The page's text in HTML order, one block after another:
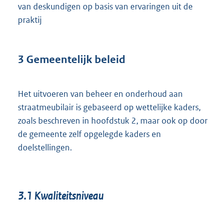
van deskundigen op basis van ervaringen uit de
praktij
3 Gemeentelijk beleid
Het uitvoeren van beheer en onderhoud aan
straatmeubilair is gebaseerd op wettelijke kaders,
zoals beschreven in hoofdstuk 2, maar ook op door
de gemeente zelf opgelegde kaders en
doelstellingen.
3.1 Kwaliteitsniveau